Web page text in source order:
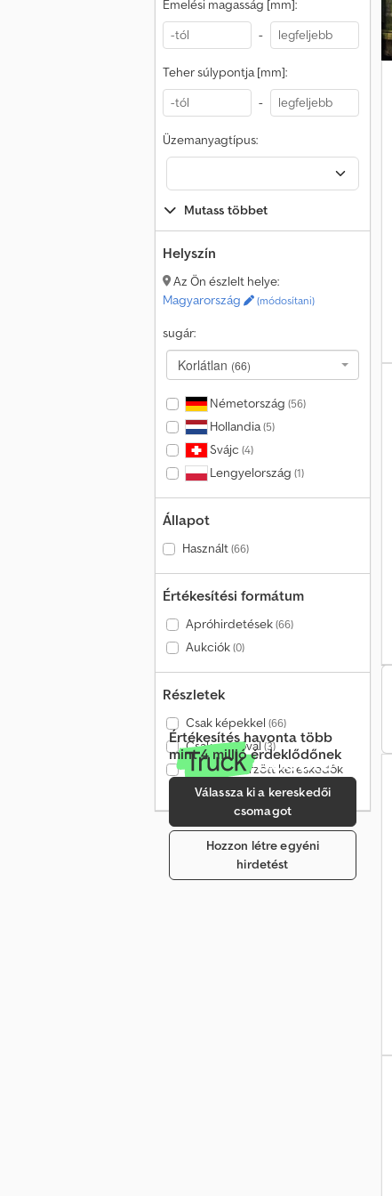
Emelési magasság [mm]:
-
Teher súlypontja [mm]:
-
Üzemanyagtípus:
Mutass többet
Helyszín
Az Ön észlelt helye:
Magyarország
(módosítani)
sugár:
Korlátlan (66)
Németország (56)
Hollandia(5)
Svájc (4)
Lengyelország (1)
Állapot
Használt(66)
Értékesítési formátum
Apróhirdetések(66)
Aukciók(0)
Részletek
Csak képekkel (66)
Csak videóval(3)
Csak ellenőrzött kereskedők
(31)
Értékesítés havonta több
mint 4 millió érdeklődőnek
Válassza ki a kereskedői
csomagot
Hozzon létre egyéni
hirdetést
Kalmar Máglyázó Smv Máglyázó